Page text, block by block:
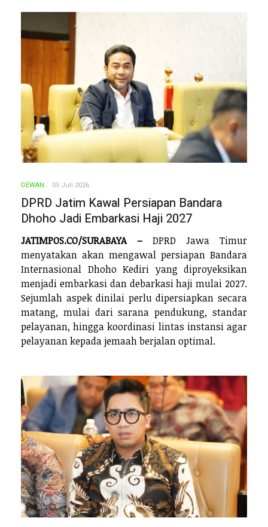
DEWAN 05 Juli 2026
DPRD Jatim Kawal Persiapan Bandara
Dhoho Jadi Embarkasi Haji 2027
JATIMPOS.CO/SURABAYA – DPRD Jawa Timur
menyatakan akan mengawal persiapan Bandara
Internasional Dhoho Kediri yang diproyeksikan
menjadi embarkasi dan debarkasi haji mulai 2027.
Sejumlah aspek dinilai perlu dipersiapkan secara
matang, mulai dari sarana pendukung, standar
pelayanan, hingga koordinasi lintas instansi agar
pelayanan kepada jemaah berjalan optimal.